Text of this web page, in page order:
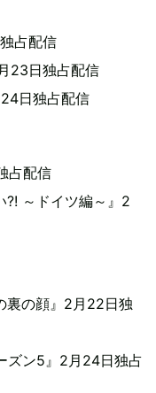
占配信
23日独占配信
日独占配信
占配信
?! ～ドイツ編～』2
裏の顔』2月22日独
ズン5』2月24日独占